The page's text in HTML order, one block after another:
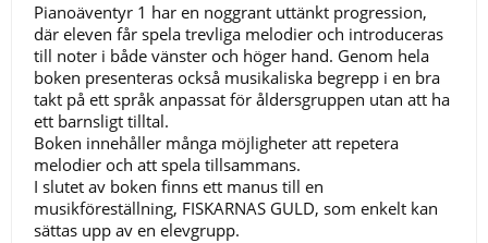
Pianoäventyr 1 har en noggrant uttänkt progression,
där eleven får spela trevliga melodier och introduceras
till noter i både vänster och höger hand. Genom hela
boken presenteras också musikaliska begrepp i en bra
takt på ett språk anpassat för åldersgruppen utan att ha
ett barnsligt tilltal.
Boken innehåller många möjligheter att repetera
melodier och att spela tillsammans.
I slutet av boken finns ett manus till en
musikföreställning, FISKARNAS GULD, som enkelt kan
sättas upp av en elevgrupp.